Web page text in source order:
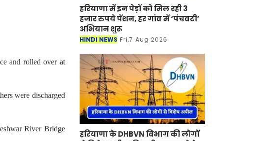
and rolled over at
were discharged
River Bridge
हरियाणा में इन पेड़ों को मिल रही 3
हजार रुपये पेंशन, हर गांव में ‘पंचवटी’
अभियान शुरू
HINDI NEWS Fri,7 Aug 2026
हरियाणा के DHBVN विभाग की लोगों